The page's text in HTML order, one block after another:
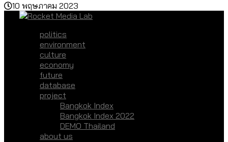
10 พฤษภาคม 2023
politics
environment
culture
economy
future
database
project
Bangkok Index
Bangkok Index 2022
DEMO Thailand
about us